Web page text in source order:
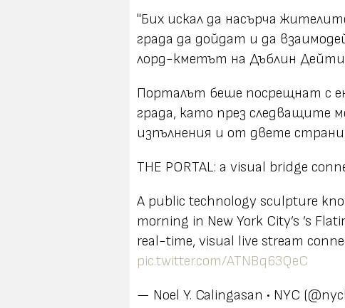
"Бих искал да насърча
града да дойдат и да
лорд-кметът на Дъблин
Порталът беше посрещнат с
града, като през следващите
изпълнения и от двете
THE PORTAL: a visual bridge
A public technology sculpture
morning in New York City’s ’s
real-time, visual live stream
pic.twitter.com/ATNBq63QeC
— Noel Y. Calingasan • NYC